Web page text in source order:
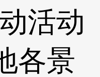
活动
各景